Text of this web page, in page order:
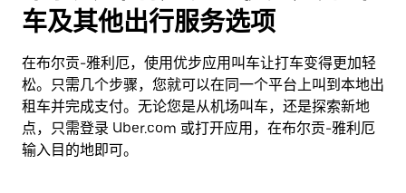
车及其他出行服务选项
在布尔贡-雅利厄，使用优步应用叫车让打车变得更加轻
松。只需几个步骤，您就可以在同一个平台上叫到本地出
租车并完成支付。无论您是从机场叫车，还是探索新地
点，只需登录 Uber.com 或打开应用，在布尔贡-雅利厄
输入目的地即可。